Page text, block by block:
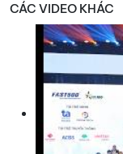
CÁC VIDEO KHÁC